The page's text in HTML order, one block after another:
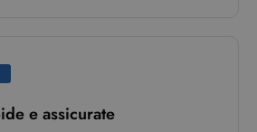
e assicurate